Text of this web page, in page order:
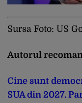
Sursa Foto: US
Autorul
Cine sunt
SUA din 2027.